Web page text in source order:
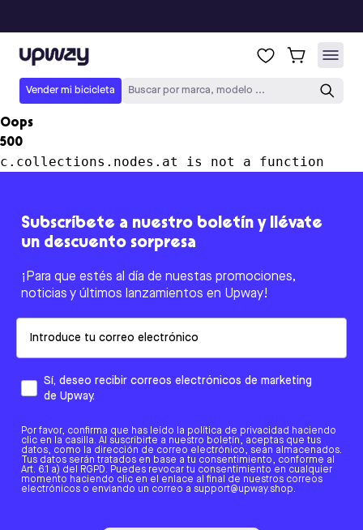
Upway
Vender mi bicicleta Buscar por marca, modelo ...
Oops
500
c.collections.nodes.at is not a function
Subscríbete a nuestro boletín y llévate
un descuento sorpresa
¡Para que estés al día de nuestas promociones,
noticias y últimos lanzamientos en Upway!
Sí, deseo recibir correos electrónicos de marketing
de Upway.
Por favor, confirma que has leído la política de privacidad haciendo
clic en la casilla. Al suscribirte a nuestro boletín, aceptas que tus
datos, como la dirección de correo electrónico, sean almacenados.
Tus datos serán tratados en base a tu consentimiento, conforme al
Art. 6.1 a) del RGPD. Puedes revocar tu consentimiento en cualquier
momento haciendo clic en el enlace al final de nuestros correos
electrónicos o enviando un correo a support@upway.shop.